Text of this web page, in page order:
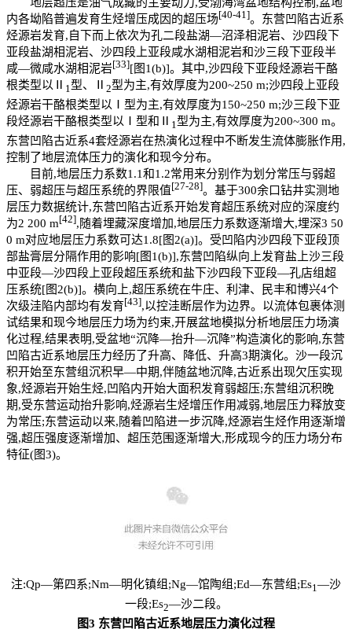
内各坳陷普遍发育生烃增压成因的超压场[40-41]。东营凹陷古近系
烃源岩发育,自下而上依次为孔二段盐湖—沼泽相泥岩、沙四段下
亚段盐湖相泥岩、沙四段上亚段咸水湖相泥岩和沙三段下亚段半
咸—微咸水湖相泥岩[33][图1(b)]。其中,沙四段下亚段烃源岩干酪
根类型以Ⅱ
1型、Ⅱ 2型为主,有效厚度为200~250 m;沙四段上亚段
烃源岩干酪根类型以Ⅰ型为主,有效厚度为150~250 m;沙三段下亚
段烃源岩干酪根类型以Ⅰ型和Ⅱ
1型为主,有效厚度为200~300 m。
东营凹陷古近系4套烃源岩在热演化过程中不断发生流体膨胀作用,
控制了地层流体压力的演化和现今分布。
目前,地层压力系数1.1和1.2常用来分别作为划分常压与弱超
压、弱超压与超压系统的界限值[27-28]。基于300余口钻井实测地
层压力数据统计,东营凹陷古近系开始发育超压系统对应的深度约
为2 200 m[42],随着埋藏深度增加,地层压力系数逐渐增大,埋深3 50
0 m对应地层压力系数可达1.8[图2(a)]。受凹陷内沙四段下亚段顶
部盐膏层分隔作用的影响[图1(b)],东营凹陷纵向上发育盐上沙三段
中亚段—沙四段上亚段超压系统和盐下沙四段下亚段—孔店组超
压系统[图2(b)]。横向上,超压系统在牛庄、利津、民丰和博兴4个
次级洼陷内部均有发育[43],以控洼断层作为边界。以流体包裹体测
试结果和现今地层压力场为约束,开展盆地模拟分析地层压力场演
化过程,结果表明,受盆地“沉降—抬升—沉降”构造演化的影响,东营
凹陷古近系地层压力经历了升高、降低、升高3期演化。沙一段沉
积开始至东营组沉积早—中期,伴随盆地沉降,古近系出现欠压实现
象,烃源岩开始生烃,凹陷内开始大面积发育弱超压;东营组沉积晚
期,受东营运动抬升影响,烃源岩生烃增压作用减弱,地层压力释放变
为常压;东营运动以来,随着凹陷进一步沉降,烃源岩生烃作用逐渐增
强,超压强度逐渐增加、超压范围逐渐增大,形成现今的压力场分布
特征(图3)。
注:Qp—第四系;Nm—明化镇组;Ng—馆陶组;Ed—东营组;Es1—沙
一段;Es2—沙二段。
图3 东营凹陷古近系地层压力演化过程